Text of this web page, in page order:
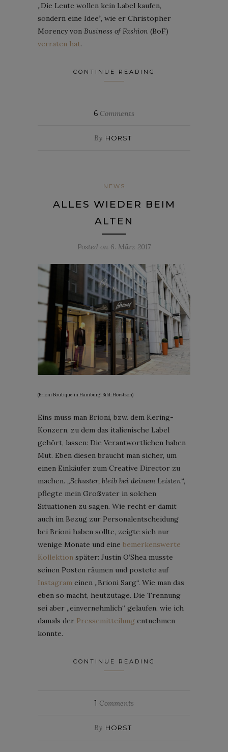
„Die Leute wollen kein Label kaufen,
sondern eine Idee“, wie er Christopher
Morency von Business of Fashion (BoF)
verraten hat.
CONTINUE READING
6 Comments
By HORST
NEWS
ALLES WIEDER BEIM
ALTEN
Posted on 6. März 2017
(Brioni Boutique in Hamburg; Bild: Horstson)
Eins muss man Brioni, bzw. dem Kering-
Konzern, zu dem das italienische Label
gehört, lassen: Die Verantwortlichen haben
Mut. Eben diesen braucht man sicher, um
einen Einkäufer zum Creative Director zu
machen. „Schuster, bleib bei deinem Leisten“,
pflegte mein Großvater in solchen
Situationen zu sagen. Wie recht er damit
auch im Bezug zur Personalentscheidung
bei Brioni haben sollte, zeigte sich nur
wenige Monate und eine bemerkenswerte
Kollektion später: Justin O’Shea musste
seinen Posten räumen und postete auf
Instagram einen „Brioni Sarg“. Wie man das
eben so macht, heutzutage. Die Trennung
sei aber „einvernehmlich“ gelaufen, wie ich
damals der Pressemitteilung entnehmen
konnte.
CONTINUE READING
1 Comments
By HORST